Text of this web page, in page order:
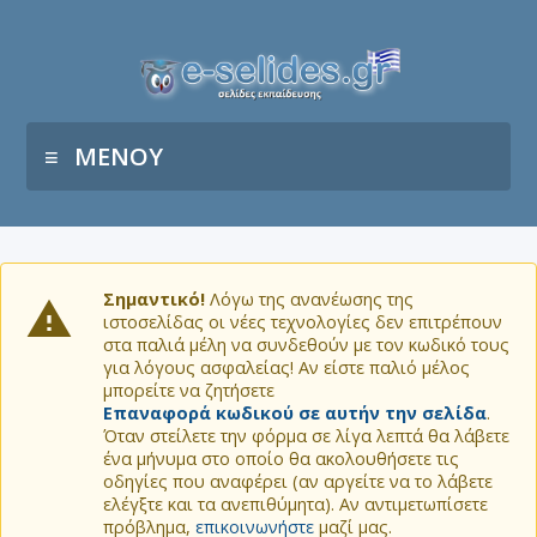
ΜΕΝΟΥ
Σημαντικό! Λόγω της ανανέωσης της
ιστοσελίδας οι νέες τεχνολογίες δεν επιτρέπουν
στα παλιά μέλη να συνδεθούν με τον κωδικό τους
για λόγους ασφαλείας! Αν είστε παλιό μέλος
μπορείτε να ζητήσετε
Επαναφορά κωδικού σε αυτήν την σελίδα.
Όταν στείλετε την φόρμα σε λίγα λεπτά θα λάβετε
ένα μήνυμα στο οποίο θα ακολουθήσετε τις
οδηγίες που αναφέρει (αν αργείτε να το λάβετε
ελέγξτε και τα ανεπιθύμητα). Αν αντιμετωπίσετε
πρόβλημα, επικοινωνήστε μαζί μας.